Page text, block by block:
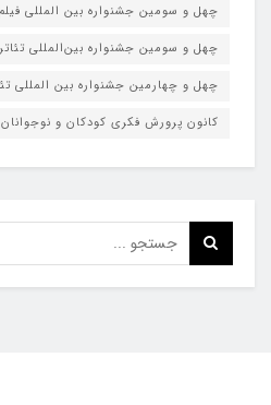
چهل و سومین جشنواره بین المللی
چهل و سومین جشنواره بین‌المللی
چهل و چهارمین جشنواره بین المللی
کانون پرورش فکری کودکان و نوجوانان